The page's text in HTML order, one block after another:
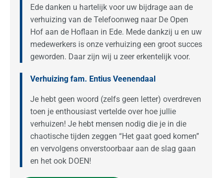
Ede danken u hartelijk voor uw bijdrage aan de
verhuizing van de Telefoonweg naar De Open
Hof aan de Hoflaan in Ede. Mede dankzij u en uw
medewerkers is onze verhuizing een groot succes
geworden. Daar zijn wij u zeer erkentelijk voor.
Verhuizing fam. Entius Veenendaal
Je hebt geen woord (zelfs geen letter) overdreven
toen je enthousiast vertelde over hoe jullie
verhuizen! Je hebt mensen nodig die je in die
chaotische tijden zeggen “Het gaat goed komen”
en vervolgens onverstoorbaar aan de slag gaan
en het ook DOEN!